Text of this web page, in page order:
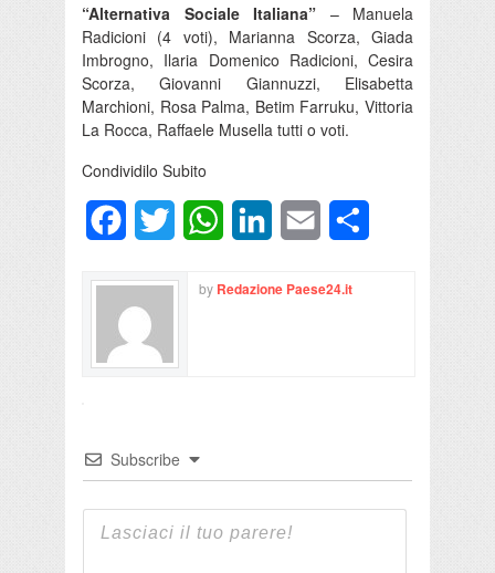
“Alternativa Sociale Italiana” – Manuela
Radicioni (4 voti), Marianna Scorza, Giada
Imbrogno, Ilaria Domenico Radicioni, Cesira
Scorza, Giovanni Giannuzzi, Elisabetta
Marchioni, Rosa Palma, Betim Farruku, Vittoria
La Rocca, Raffaele Musella tutti o voti.
Condividilo Subito
FacebookTwitter WhatsAppLinkedInEmail
by Redazione Paese24.it
Subscribe